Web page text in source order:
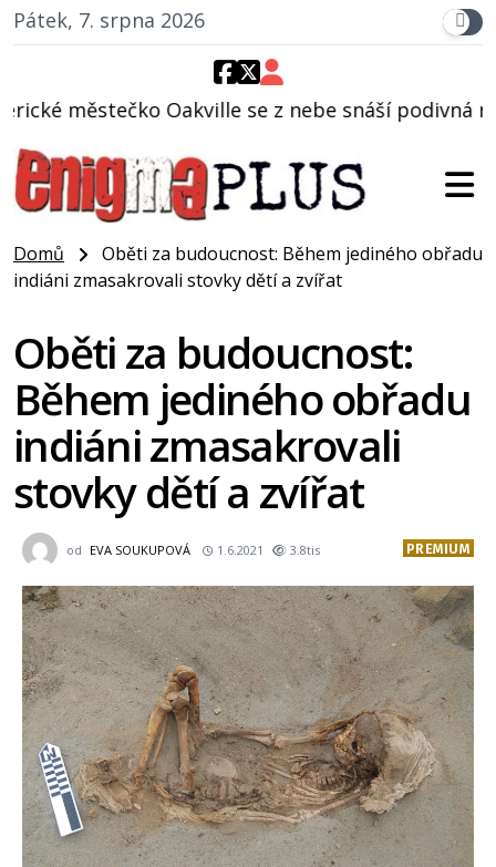
Pátek, 7. srpna 2026
se z nebe snáší podivná rosolovitá látka
Domů
Oběti za budoucnost: Během jediného obřadu
indiáni zmasakrovali stovky dětí a zvířat
Oběti za budoucnost:
Během jediného obřadu
indiáni zmasakrovali
stovky dětí a zvířat
od EVA SOUKUPOVÁ 1.6.2021 3.8tis PREMIUM